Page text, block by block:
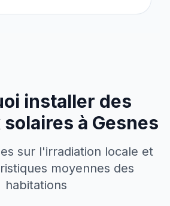
installer des
à Gesnes
sur l'irradiation locale et
moyennes des
habitations